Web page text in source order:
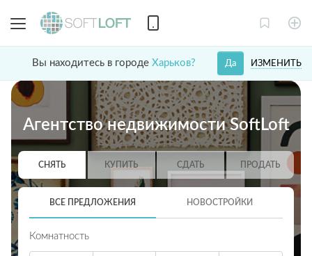
Вы находитесь в городе Харьков? ИЗМЕНИТЬ
Да
Агентство недвижимости SoftLoft
СНЯТЬ КУПИТЬ СДАТЬ ПРОДАТЬ
ВСЕ ПРЕДЛОЖЕНИЯ НОВОСТРОЙКИ
Комнатность